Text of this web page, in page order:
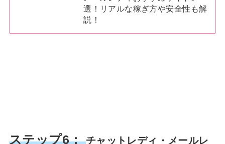
選！リアルな稼ぎ方や安全性も解
説！
ステップ6： チャットレディ・メールレ